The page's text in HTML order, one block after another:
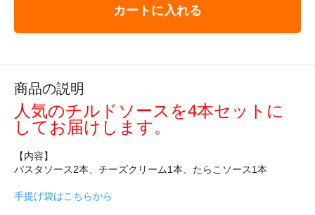
カートに入れる
商品の説明
人気のチルドソースを4本セットに
してお届けします。
【内容】
パスタソース2本、チーズクリーム1本、たらこソース1本
手提げ袋はこちらから